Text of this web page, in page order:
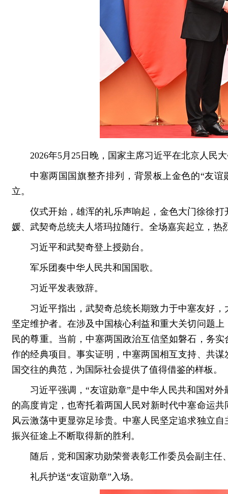
2026年5月25日晚，国家主席习近平在北京人民
中塞两国国旗整齐排列，背景板上金色的“友
立。
仪式开始，雄浑的礼乐声响起，金色大门徐徐
媛、武契奇总统夫人塔玛拉随行。全场嘉宾起立，热
习近平和武契奇登上授勋台。
军乐团奏中华人民共和国国歌。
习近平发表致辞。
习近平指出，武契奇总统长期致力于中塞友好
坚定维护者。在涉及中国核心利益和重大关切问题
民的尊重。当前，中塞两国政治互信坚如磐石，务
作的经典项目。事实证明，中塞两国相互支持、共
国交往的典范，为国际社会提供了值得借鉴的样板。
习近平强调，“友谊勋章”是中华人民共和国对
的高度肯定，也寄托着两国人民对新时代中塞命运
风云激荡中更显弥足珍贵。中塞人民坚定追求独立
振兴征途上不断取得新的胜利。
随后，党和国家功勋荣誉表彰工作委员会副主
礼兵护送“友谊勋章”入场。